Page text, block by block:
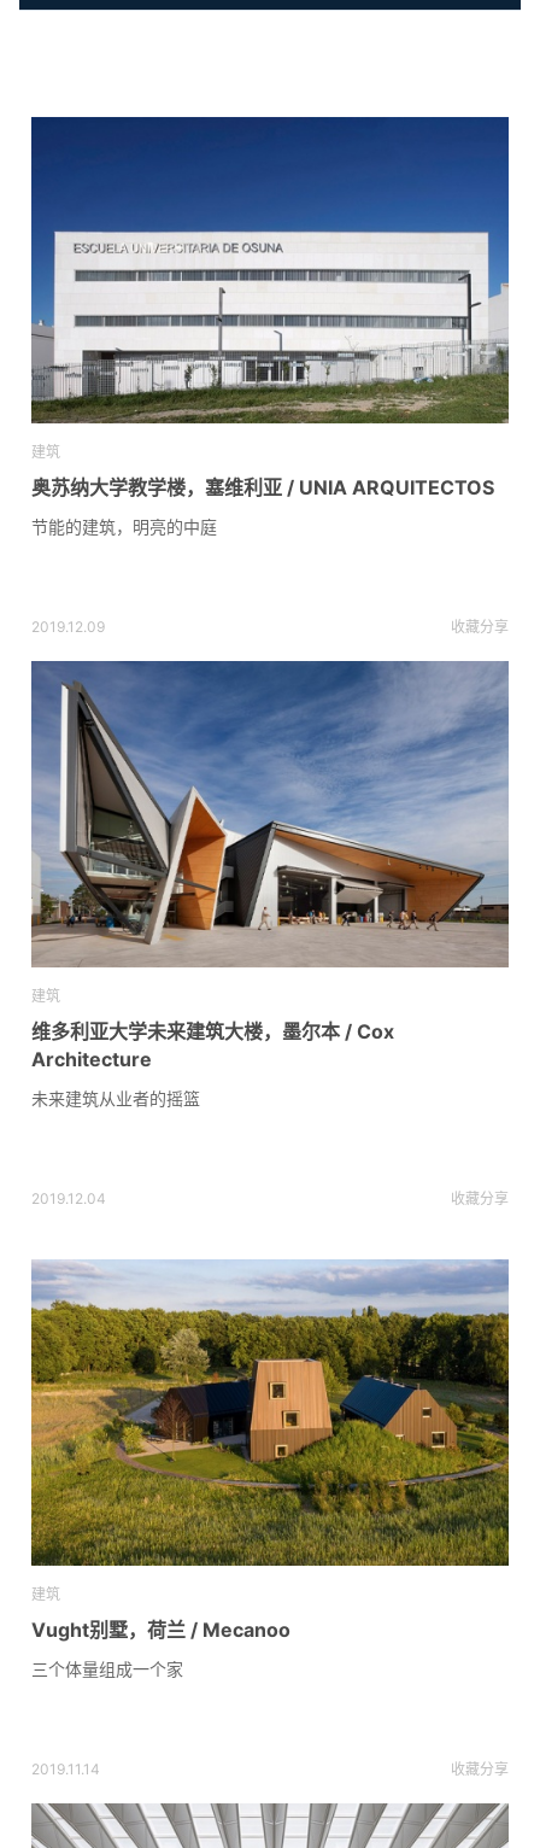
建筑
奥苏纳大学教学楼，塞维利亚 / UNIA ARQUITECTOS
节能的建筑，明亮的中庭
2019.12.09 收藏分享
建筑
维多利亚大学未来建筑大楼，墨尔本 / Cox
Architecture
未来建筑从业者的摇篮
2019.12.04 收藏分享
建筑
Vught别墅，荷兰 / Mecanoo
三个体量组成一个家
2019.11.14 收藏分享